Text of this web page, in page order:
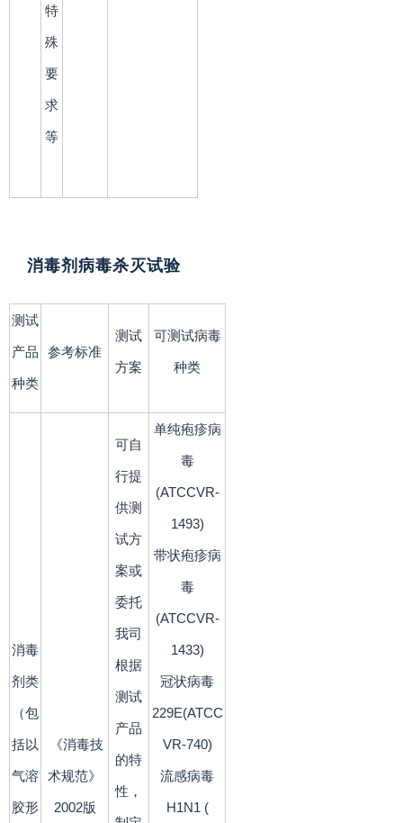
特
殊
要
求
等
消毒剂病毒杀灭试验
测试
产品
种类
参考标准
测试
方案
可测试病毒
种类
消毒
剂类
（包
括以
气溶
胶形
《消毒技
术规范》
2002版
可自
行提
供测
试方
案或
委托
我司
根据
测试
产品
的特
性，
单纯疱疹病
毒
(ATCCVR-
1493)
带状疱疹病
毒
(ATCCVR-
1433)
冠状病毒
229E(ATCC
VR-740)
流感病毒
H1N1 (